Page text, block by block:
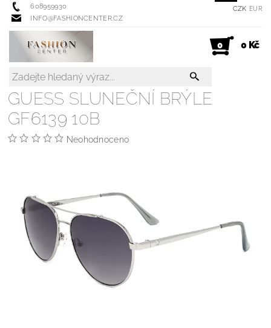
608959930
INFO@FASHIONCENTER.CZ
CZK EUR
0 0 Kč
GUESS SLUNEČNÍ BRÝLE
GF6139 10B
Neohodnoceno